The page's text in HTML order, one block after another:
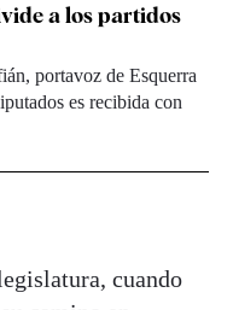
a los partidos
portavoz de Esquerra
es recibida con
cuando